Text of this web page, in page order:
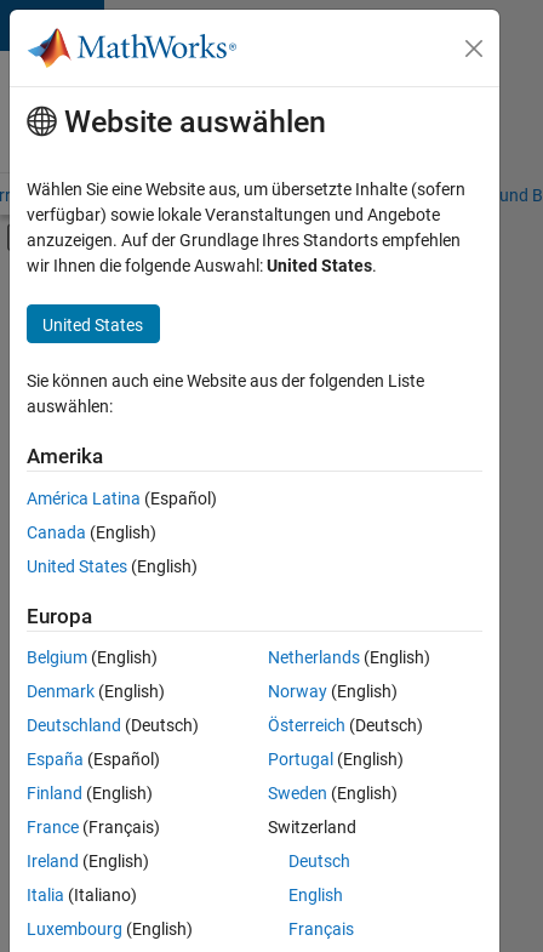
Weiter zum Inhalt
Karriere
bei
MathWorks
– Übersicht Stellensuche Niederlassungen Studierende und
Umschaltung für Off-Canvas-
Hauptinhalt
Praktika
Education Sales
Sales Operations
Marketing Communications
Marketing Services
Finance and Operations
Human Resources
Legal
+7
Derzeit
es
keine
offenen
Stellen,
Ihren
Suchkriterien
entsprechen.
können
die
Suchkriterien
weiter
fassen
oder
alle
Stellenangebote
anzeigen .
Website auswählen
Wählen Sie eine Website aus, um übersetzte Inhalte (sofern
verfügbar) sowie lokale Veranstaltungen und Angebote
anzuzeigen. Auf der Grundlage Ihres Standorts empfehlen
wir Ihnen die folgende Auswahl:United States.
United States
Sie können auch eine Website aus der folgenden Liste
auswählen:
Amerika
América Latina (Español)
Canada (English)
United States (English)
Europa
Belgium (English)
Denmark (English)
Deutschland (Deutsch)
España (Español)
Finland (English)
France (Français)
Ireland (English)
Italia (Italiano)
Luxembourg (English)
Netherlands(English)
Norway(English)
Österreich (Deutsch)
Portugal (English)
Sweden (English)
Switzerland
Deutsch
English
Français